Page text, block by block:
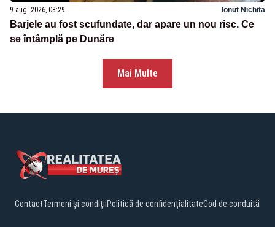
9 aug. 2026, 08:29 Ionuț Nichita
Barjele au fost scufundate, dar apare un nou risc. Ce
se întâmplă pe Dunăre
Mai Multe
ContactTermeni și condițiiPolitică de confidențialitateCod de conduită